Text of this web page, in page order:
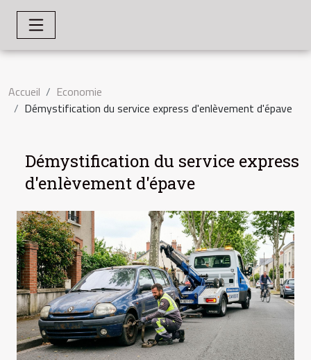
Accueil
Economie
Démystification du service express d'enlèvement d'épave
Démystification du service express
d'enlèvement d'épave